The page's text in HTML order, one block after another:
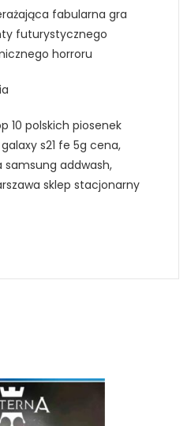
fabularna gra
futurystycznego
horroru
10 polskich piosenek
s21 fe 5g cena,
samsung addwash,
sklep stacjonarny